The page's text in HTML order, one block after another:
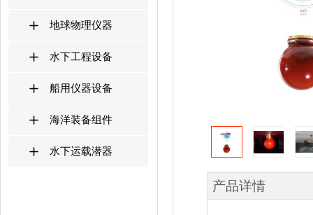
产品详情
地球物理仪器
水下工程设备
船用仪器设备
海洋装备组件
水下运载潜器